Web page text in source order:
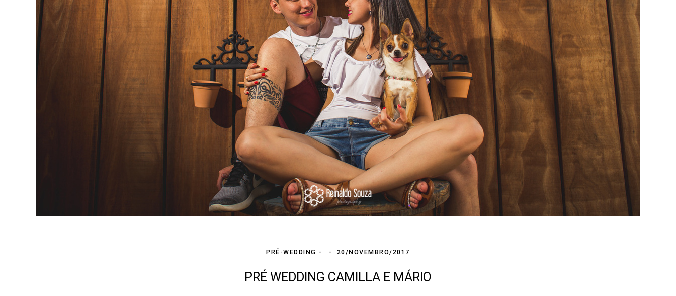
PRÉ-WEDDING 20/NOVEMBRO/2017
PRÉ WEDDING CAMILLA E MÁRIO